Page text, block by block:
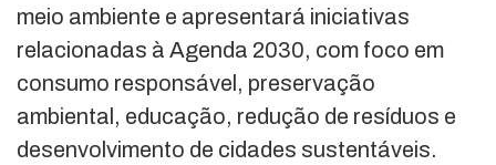
meio ambiente e apresentará iniciativas
relacionadas à Agenda 2030, com foco em
consumo responsável, preservação
ambiental, educação, redução de resíduos e
desenvolvimento de cidades sustentáveis.